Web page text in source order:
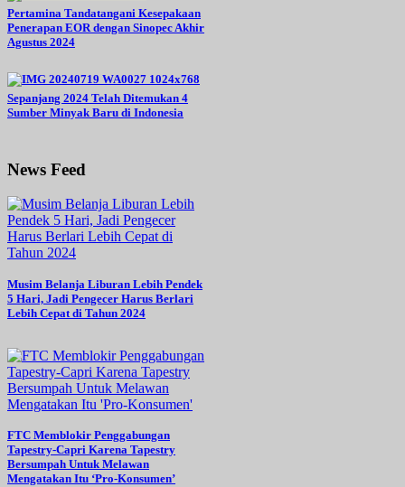
Pertamina Tandatangani Kesepakaan
Penerapan EOR dengan Sinopec Akhir
Agustus 2024
Sepanjang 2024 Telah Ditemukan 4
Sumber Minyak Baru di Indonesia
News Feed
Musim Belanja Liburan Lebih Pendek
5 Hari, Jadi Pengecer Harus Berlari
Lebih Cepat di Tahun 2024
FTC Memblokir Penggabungan
Tapestry-Capri Karena Tapestry
Bersumpah Untuk Melawan
Mengatakan Itu ‘Pro-Konsumen’